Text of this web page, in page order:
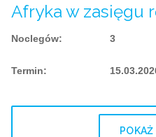
Afryka w zasięgu
Noclegów: 3
Termin:
POKAŻ